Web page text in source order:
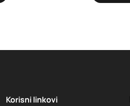
Korisni linkovi